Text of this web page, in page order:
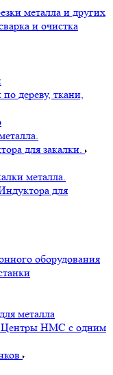
металла и других
и очистка
дереву, ткани,
для закалки.
металла.
для
оборудования
металла
Центры HMC с одним